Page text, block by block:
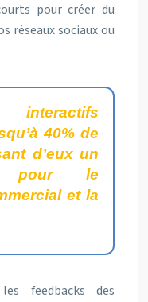
pour créer du
réseaux sociaux ou
interactifs
40% de
d’eux un
pour le
et la
feedbacks des